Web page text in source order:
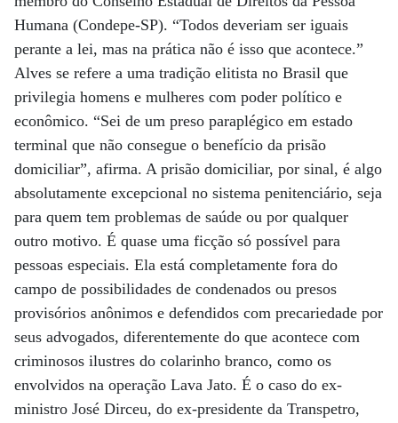
Humana (Condepe-SP). “Todos deveriam ser iguais
perante a lei, mas na prática não é isso que acontece.”
Alves se refere a uma tradição elitista no Brasil que
privilegia homens e mulheres com poder político e
econômico. “Sei de um preso paraplégico em estado
terminal que não consegue o benefício da prisão
domiciliar”, afirma. A prisão domiciliar, por sinal, é algo
absolutamente excepcional no sistema penitenciário, seja
para quem tem problemas de saúde ou por qualquer
outro motivo. É quase uma ficção só possível para
pessoas especiais. Ela está completamente fora do
campo de possibilidades de condenados ou presos
provisórios anônimos e defendidos com precariedade por
seus advogados, diferentemente do que acontece com
criminosos ilustres do colarinho branco, como os
envolvidos na operação Lava Jato. É o caso do ex-
ministro José Dirceu, do ex-presidente da Transpetro,